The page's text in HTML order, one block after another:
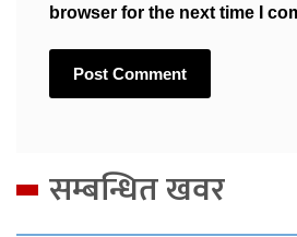
browser for the next time I
सम्बन्धित खवर